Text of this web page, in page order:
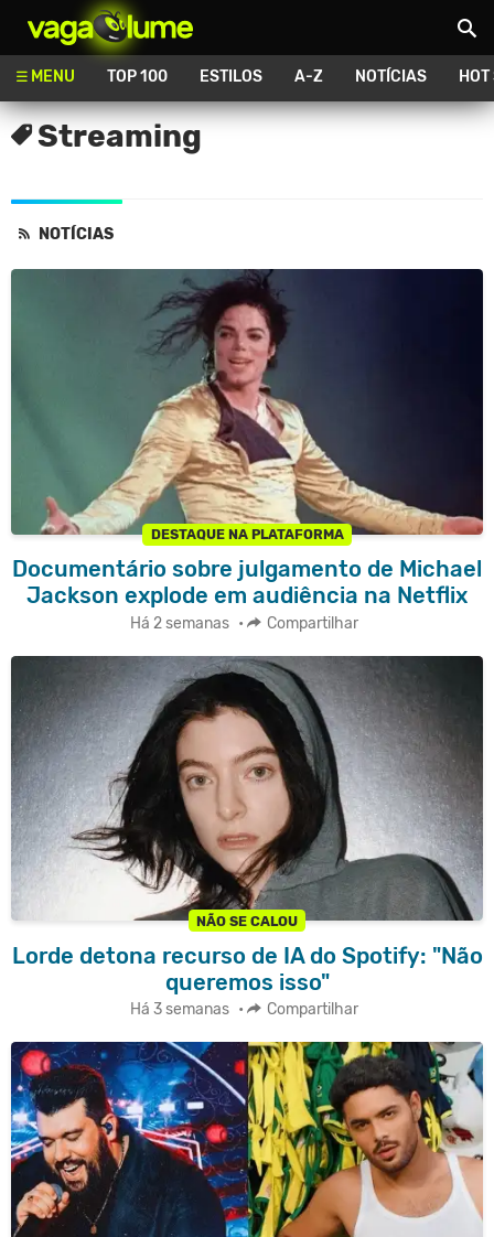
MENU TOP 100 ESTILOS A-Z NOTÍCIAS
Streaming
NOTÍCIAS
DESTAQUE NA PLATAFORMA
Documentário sobre julgamento de Michael
Jackson explode em audiência na Netflix
Há 2 semanas • Compartilhar
NÃO SE CALOU
Lorde detona recurso de IA do Spotify: "Não
queremos isso"
Há 3 semanas • Compartilhar